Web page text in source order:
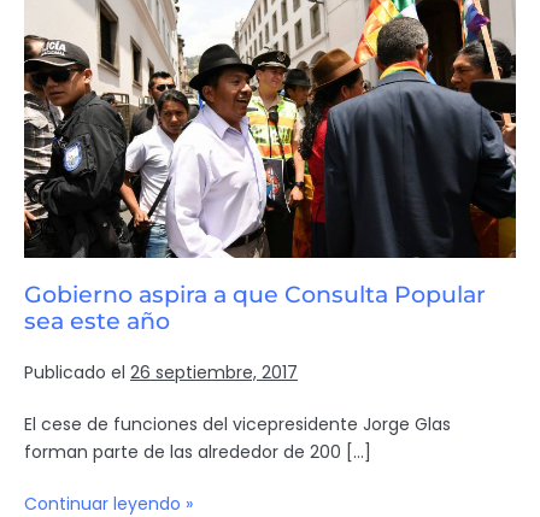
Gobierno aspira a que Consulta Popular
sea este año
Publicado el 26 septiembre, 2017
El cese de funciones del vicepresidente Jorge Glas
forman parte de las alrededor de 200 […]
Continuar leyendo »